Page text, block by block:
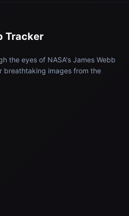
Tracker
the eyes of NASA's James Webb
breathtaking images from the